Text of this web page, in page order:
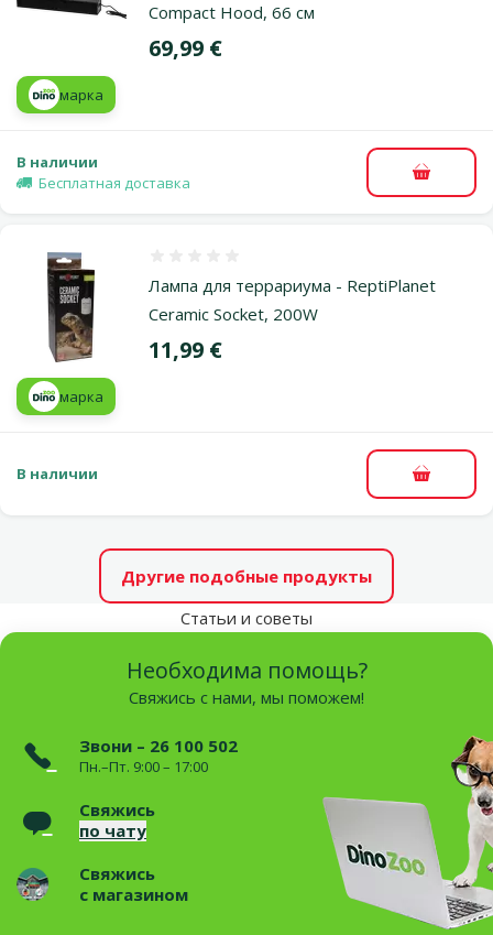
Compact Hood, 66 см
Цена
69,99 €
марка
В наличии
Бесплатная доставка
В
Лампа для террариума - ReptiPlanet
Ceramic Socket, 200W
Цена
11,99 €
марка
В наличии В
Другие подобные продукты
Статьи и советы
Необходима помощь?
Свяжись с нами, мы поможем!
Звони – 26 100 502
Пн.–Пт. 9:00 – 17:00
Свяжись
по чату
Свяжись
с магазином